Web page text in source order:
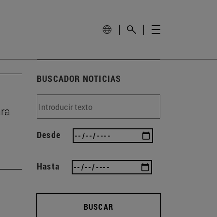
BUSCADOR NOTICIAS
Desde
Hasta
BUSCAR